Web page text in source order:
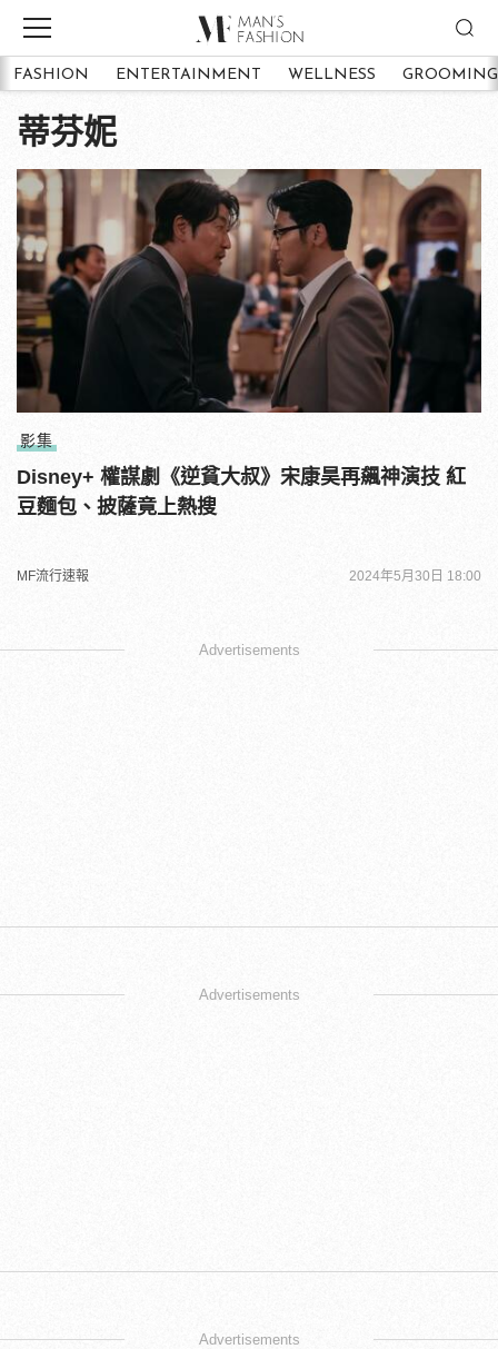
FASHION ENTERTAINMENT WELLNESS GROOMING
蒂芬妮
影集
Disney+ 權謀劇《逆貧大叔》宋康昊再飆神演技 紅
豆麵包、披薩竟上熱搜
MF流行速報 2024年5月30日 18:00
Advertisements
Advertisements
Advertisements